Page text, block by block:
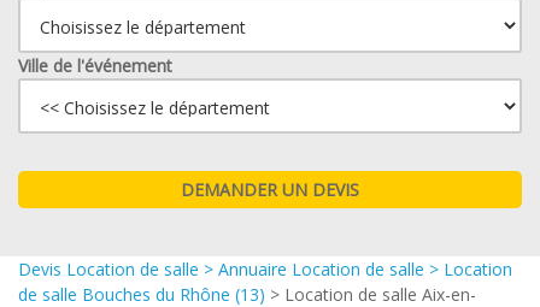
Ville de l'événement
Devis Location de salle > Annuaire Location de salle > Location
de salle Bouches du Rhône (13) > Location de salle Aix-en-